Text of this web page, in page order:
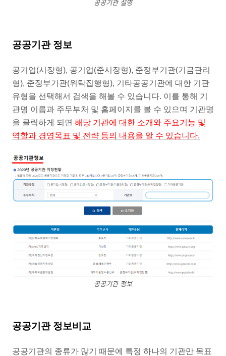
공공기관 설명
공공기관 정보
공기업(시장형), 공기업(준시장형), 준정부기관(기금관리
형), 준정부기관(위탁집행형), 기타공공기관에 대한 기관
유형을 선택해서 검색을 해볼 수 있습니다. 이를 통해 기
관명 이름과 주무부처 및 홈페이지를 볼 수 있으며 기관명
을 클릭하게 되면 해당 기관에 대한 소개와 주요기능 및
역할과 경영목표 및 전략 등의 내용을 알 수 있습니다.
공공기관 정보
공공기관 정보비교
공공기관의 종류가 많기 때문에 특정 하나의 기관만 목표